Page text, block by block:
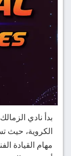
بدأ نادي
الكروية، حيث
مهام القيادة